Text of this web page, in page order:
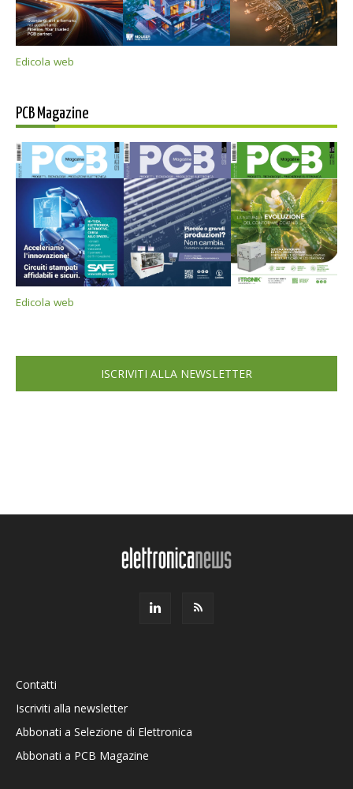
Edicola web
PCB Magazine
Edicola web
ISCRIVITI ALLA NEWSLETTER
Contatti
Iscriviti alla newsletter
Abbonati a Selezione di Elettronica
Abbonati a PCB Magazine